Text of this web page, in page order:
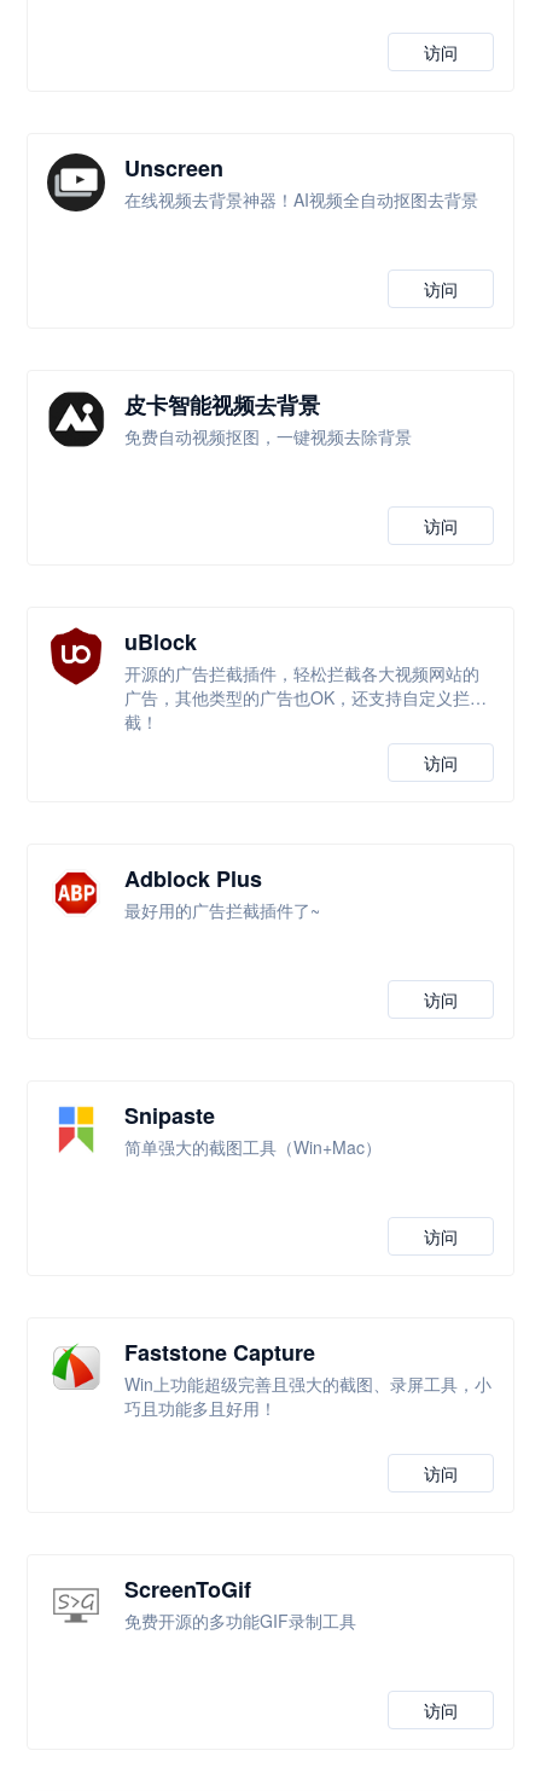
访问
Unscreen
在线视频去背景神器！AI视频全自动抠图去背景
访问
皮卡智能视频去背景
免费自动视频抠图，一键视频去除背景
访问
uBlock
开源的广告拦截插件，轻松拦截各大视频网站的
广告，其他类型的广告也OK，还支持自定义拦
截！
访问
Adblock Plus
最好用的广告拦截插件了~
访问
Snipaste
简单强大的截图工具（Win+Mac）
访问
Faststone Capture
Win上功能超级完善且强大的截图、录屏工具，小
巧且功能多且好用！
访问
ScreenToGif
免费开源的多功能GIF录制工具
访问